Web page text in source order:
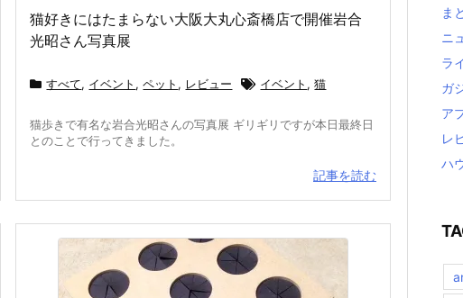
猫好きにはたまらない大阪大丸心斎橋店で開催岩合
光昭さん写真展
すべて, イベント ,ペット , レビュー イベント ,猫
猫歩きで有名な岩合光昭さんの写真展 ギリギリですが本日最終日
とのことで行ってきました。
記事を読む
ま
ニ
ラ
ガ
ア
レ
ハ